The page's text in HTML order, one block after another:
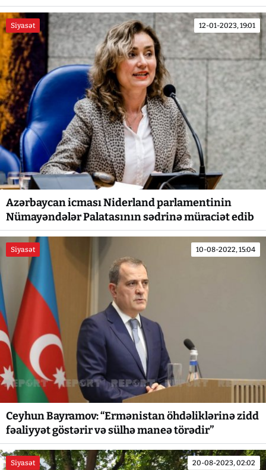
Siyasət 12-01-2023, 19:01
Azərbaycan icması Niderland parlamentinin
Nümayəndələr Palatasının sədrinə müraciət edib
Siyasət 10-08-2022, 15:04
Ceyhun Bayramov: “Ermənistan öhdəliklərinə zidd
fəaliyyət göstərir və sülhə maneə törədir”
Siyasət 20-08-2023, 02:02